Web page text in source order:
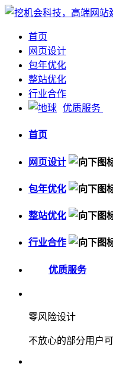
首页
网页设计
包年优化
整站优化
行业合作
优质服务
首页
网页设计
包年优化
整站优化
行业合作
优质服务
零风险设计
不放心的部分用户